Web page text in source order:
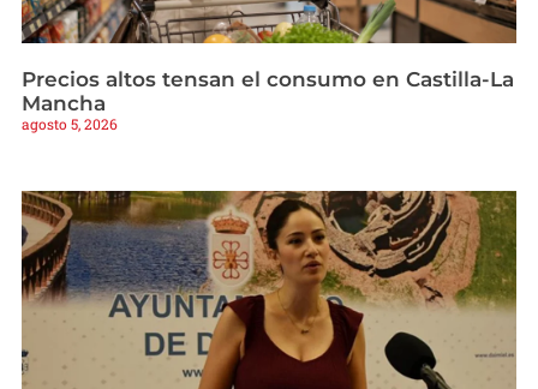
Precios altos tensan el consumo en Castilla-La
Mancha
agosto 5, 2026